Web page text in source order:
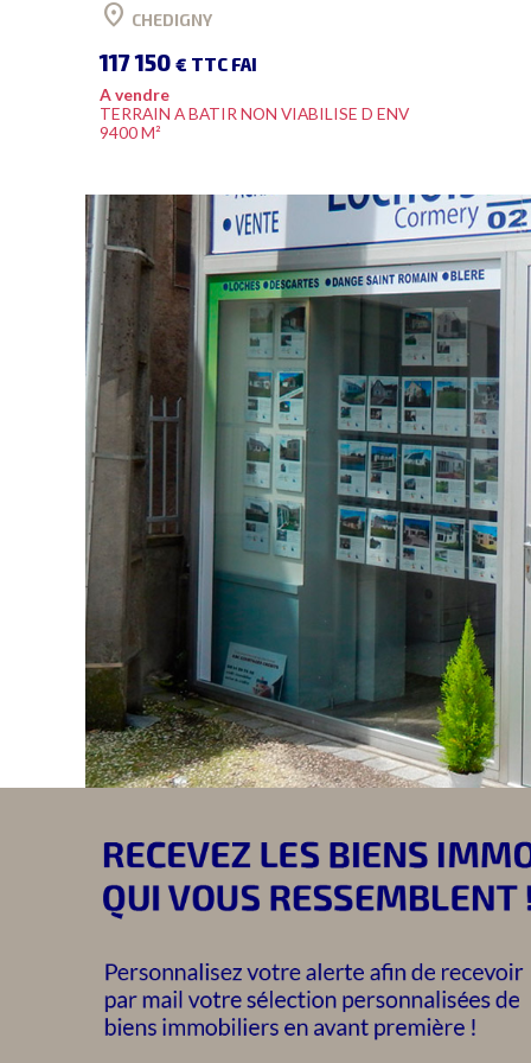
location_on CHEDIGNY
117 150 € TTC FAI
A vendre
TERRAIN A BATIR NON VIABILISE D ENV
9400 M²